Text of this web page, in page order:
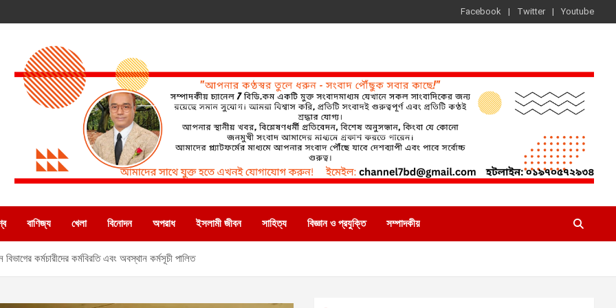
Facebook Twitter Youtube
বাণিজ্য খেলা বিনোদন অপরাধ ইসলামী জীবন সাহিত্য বিজ্ঞান ও প্রযুক্তি সম্পাদকীয়
কর্মচারীদের কর্মবিরতি এবং অবস্থান কর্মসূচী পালিত